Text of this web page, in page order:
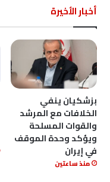
أخبار الأخيرة
بزشكيان ينفي
الخلافات مع المرشد
والقوات المسلحة
ويؤكد وحدة الموقف
في إيران
منذ ساعتين